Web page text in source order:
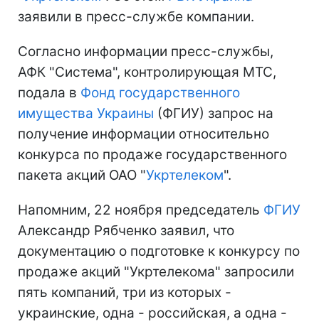
заявили в пресс-службе компании.
Согласно информации пресс-службы,
АФК "Система", контролирующая МТС,
подала в Фонд государственного
имущества Украины (ФГИУ) запрос на
получение информации относительно
конкурса по продаже государственного
пакета акций ОАО "Укртелеком".
Напомним, 22 ноября председатель ФГИУ
Александр Рябченко заявил, что
документацию о подготовке к конкурсу по
продаже акций "Укртелекома" запросили
пять компаний, три из которых -
украинские, одна - российская, а одна -